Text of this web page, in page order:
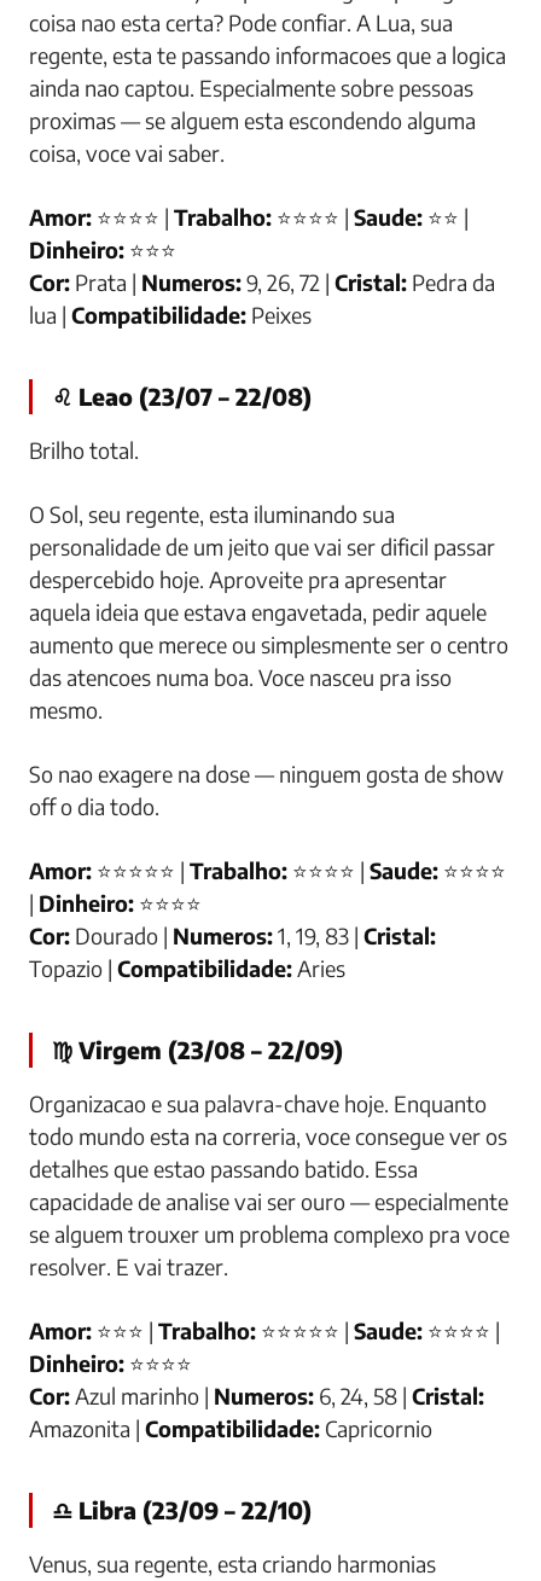
coisa nao esta certa? Pode confiar. A Lua, sua
regente, esta te passando informacoes que a logica
ainda nao captou. Especialmente sobre pessoas
proximas — se alguem esta escondendo alguma
coisa, voce vai saber.
Amor: ⭐⭐⭐⭐ | Trabalho: ⭐⭐⭐⭐ | Saude: ⭐⭐ |
Dinheiro: ⭐⭐⭐
Cor: Prata | Numeros:9, 26, 72 | Cristal: Pedra da
lua | Compatibilidade: Peixes
♌ Leao (23/07 – 22/08)
Brilho total.
O Sol, seu regente, esta iluminando sua
personalidade de um jeito que vai ser dificil passar
despercebido hoje. Aproveite pra apresentar
aquela ideia que estava engavetada, pedir aquele
aumento que merece ou simplesmente ser o centro
das atencoes numa boa. Voce nasceu pra isso
mesmo.
So nao exagere na dose — ninguem gosta de show
off o dia todo.
Amor: ⭐⭐⭐⭐⭐ | Trabalho: ⭐⭐⭐⭐ | Saude: ⭐⭐⭐⭐
| Dinheiro: ⭐⭐⭐⭐
Cor: Dourado | Numeros:1, 19, 83 | Cristal:
Topazio | Compatibilidade:Aries
♍ Virgem (23/08 – 22/09)
Organizacao e sua palavra-chave hoje. Enquanto
todo mundo esta na correria, voce consegue ver os
detalhes que estao passando batido. Essa
capacidade de analise vai ser ouro — especialmente
se alguem trouxer um problema complexo pra voce
resolver. E vai trazer.
Amor: ⭐⭐⭐ | Trabalho: ⭐⭐⭐⭐⭐ | Saude: ⭐⭐⭐⭐ |
Dinheiro: ⭐⭐⭐⭐
Cor:Azul marinho | Numeros: 6, 24, 58 | Cristal:
Amazonita | Compatibilidade: Capricornio
♎ Libra (23/09 – 22/10)
Venus, sua regente, esta criando harmonias